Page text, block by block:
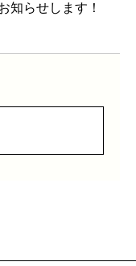
知らせします！